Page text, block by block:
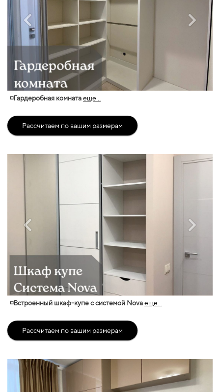
◽Гардеробная комнатаеще...
Рассчитаем по вашим размерам
◽Встроенный шкаф-купе с системой Novaеще...
Рассчитаем по вашим размерам